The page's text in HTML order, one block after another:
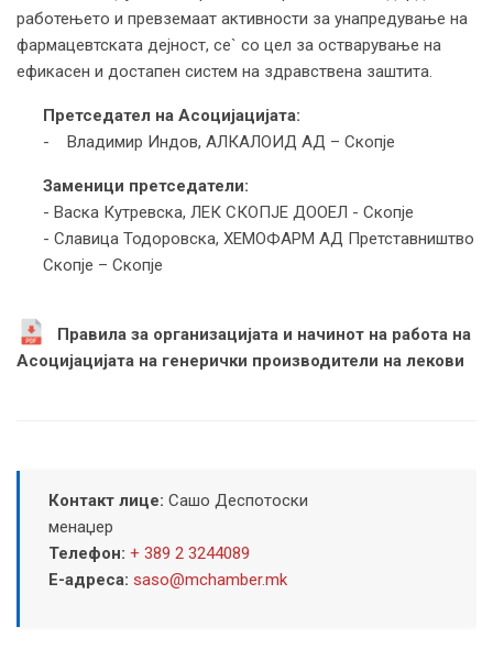
работењето и превземаат активности за унапредување на
фармацевтската дејност, се` со цел за остварување на
ефикасен и достапен систем на здравствена заштита.
Претседател на Асоцијацијата:
- Владимир Индов, АЛКАЛОИД АД – Скопје
Заменици претседатели:
- Васка Кутревска, ЛЕК СКОПЈЕ ДООЕЛ - Скопје
- Славица Тодоровска, ХЕМОФАРМ АД Претставништво
Скопје – Скопје
Правила за организацијата и начинот на работа на
Асоцијацијата на генерички производители на лекови
Контакт лице: Сашо Деспотоски
менаџер
Телефон: + 389 2 3244089
Е-адреса: saso@mchamber.mk